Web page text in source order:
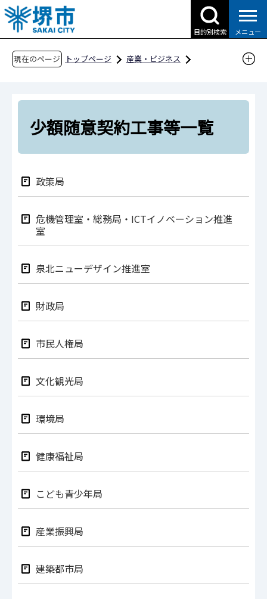
こ
の
ペ
目的別検索 メニュー
現在のページ トップページ
産業・ビジネス
随意契約
少額随意契約工事等一覧
少額随意契約工事等一覧
政策局
危機管理室・総務局・ICTイノベーション推進
室
泉北ニューデザイン推進室
財政局
市民人権局
文化観光局
環境局
健康福祉局
こども青少年局
産業振興局
建築都市局